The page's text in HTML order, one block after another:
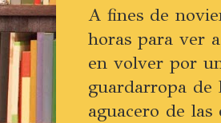
A fines de
horas para ver
en volver por
guardarropa de
aguacero de